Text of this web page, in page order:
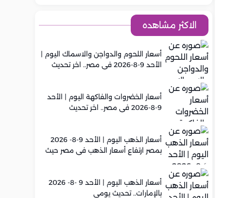
الاكثر مشاهده
أسعار اللحوم والدواجن والاسماك اليوم |
الأحد 9-8-2026 في مصر.. اخر تحديث
أسعار الخضروات والفاكهة اليوم | الأحد
9-8-2026 في مصر.. اخر تحديث
أسعار الذهب اليوم | الأحد 9-8- 2026
بمصر ارتفاع أسعار الذهب في مصر حيث
أسعار الذهب اليوم | الأحد 9 -8- 2026
بالإمارات.. تحديث يومي